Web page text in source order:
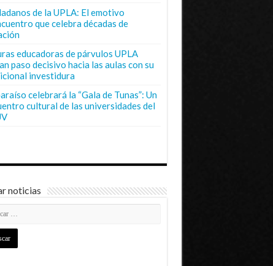
de la UPLA: El emotivo
que celebra décadas de
educadoras de párvulos UPLA
paso decisivo hacia las aulas con su
investidura
celebrará la “Gala de Tunas”: Un
cultural de las universidades del
noticias